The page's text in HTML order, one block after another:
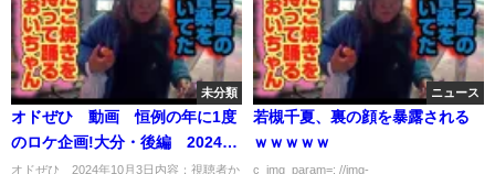
未分類
オドぜひ 動画 恒例の年に1度
のロケ企画!大分・後編 2024年
10月3日
オドぜひ 2024年10月3日内容：視聴者か
ニュース
若槻千夏、裏の顔を暴露される
ｗｗｗｗｗ
c_img_param=; //img-